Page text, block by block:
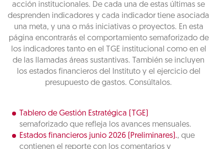
acción institucionales. De cada una de estas últimas se
desprenden indicadores y cada indicador tiene asociada
una meta, y una o más iniciativas o proyectos. En esta
página encontrarás el comportamiento semaforizado de
los indicadores tanto en el TGE institucional como en el
de las llamadas áreas sustantivas. También se incluyen
los estados financieros del Instituto y el ejercicio del
presupuesto de gastos. Consúltalos.
Tablero de Gestión Estratégica (TGE)
semaforizado que refleja los avances mensuales.
Estados financieros junio 2026 (Preliminares)., que
contienen el reporte con los comentarios y